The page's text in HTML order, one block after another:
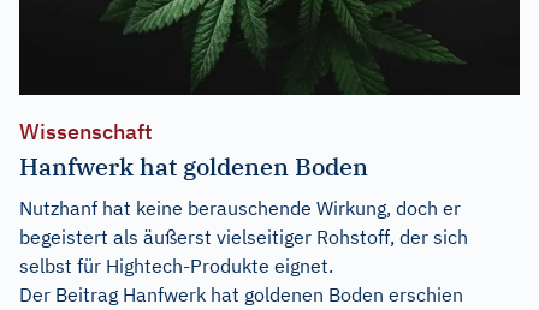
Wissenschaft
Hanfwerk hat goldenen Boden
Nutzhanf hat keine berauschende Wirkung, doch er
begeistert als äußerst vielseitiger Rohstoff, der sich
selbst für Hightech-Produkte eignet.
Der Beitrag Hanfwerk hat goldenen Boden erschien